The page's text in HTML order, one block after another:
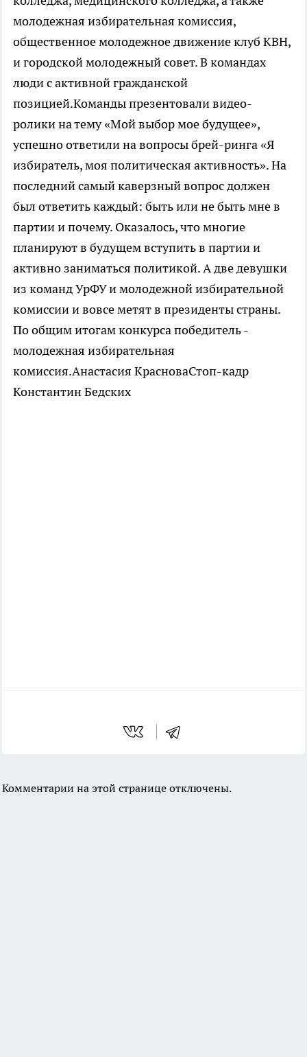
молодежная избирательная комиссия,
общественное молодежное движение клуб КВН,
и городской молодежный совет. В командах
люди с активной гражданской
позицией.Команды презентовали видео-
ролики на тему «Мой выбор мое будущее»,
успешно ответили на вопросы брей-ринга «Я
избиратель, моя политическая активность». На
последний самый каверзный вопрос должен
был ответить каждый: быть или не быть мне в
партии и почему. Оказалось, что многие
планируют в будущем вступить в партии и
активно заниматься политикой. А две девушки
из команд УрФУ и молодежной избирательной
комиссии и вовсе метят в президенты страны.
По общим итогам конкурса победитель -
молодежная избирательная
комиссия.Анастасия КрасноваСтоп-кадр
Константин Бедских
Комментарии на этой странице отключены.